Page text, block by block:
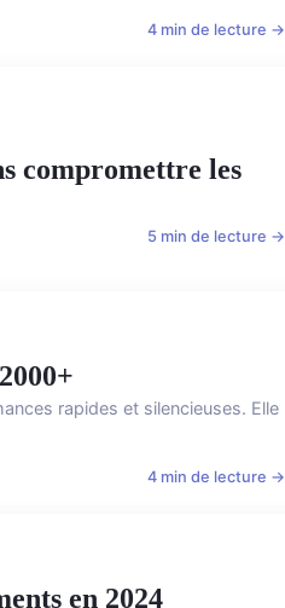
4 min de lecture →
compromettre les
5 min de lecture →
rapides et silencieuses. Elle
4 min de lecture →
en 2024